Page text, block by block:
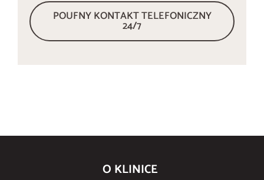
POUFNY KONTAKT TELEFONICZNY
24/7
O KLINICE